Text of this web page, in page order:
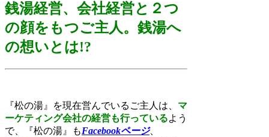
銭湯経営、会社経営と２つ
の顔をもつご主人。銭湯へ
の想いとは!?
『松の湯』を現在営んでいるご主人は、 マ
ーケティング会社の経営も行っているよう
で、『松の湯』もFacebookページ、